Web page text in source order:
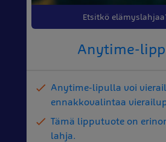
Etsitkö
Anytime-
Anytime-lipulla voi
ennakkovalintaa
Tämä lipputuote on
lahja.